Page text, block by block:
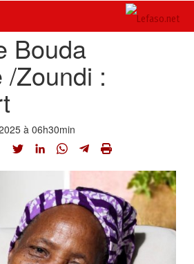
Bouda
/Zoundi :
à 06h30min